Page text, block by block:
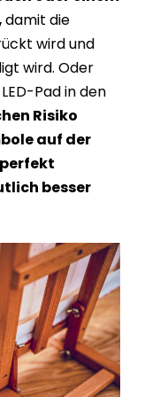
damit die
wird und
wird. Oder
Pad in den
Risiko
auf der
besser